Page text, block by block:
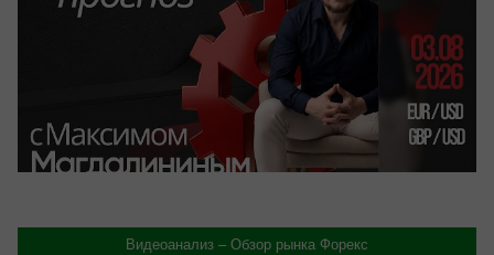
Видеоанализ – Обзор рынка Форекс